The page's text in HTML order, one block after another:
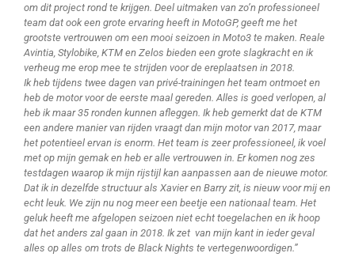
om dit project rond te krijgen. Deel uitmaken van zo’n professioneel
team dat ook een grote ervaring heeft in MotoGP, geeft me het
grootste vertrouwen om een mooi seizoen in Moto3 te maken. Reale
Avintia, Stylobike, KTM en Zelos bieden een grote slagkracht en ik
verheug me erop mee te strijden voor de ereplaatsen in 2018.
Ik heb tijdens twee dagen van privé-trainingen het team ontmoet en
heb de motor voor de eerste maal gereden. Alles is goed verlopen, al
heb ik maar 35 ronden kunnen afleggen. Ik heb gemerkt dat de KTM
een andere manier van rijden vraagt dan mijn motor van 2017, maar
het potentieel ervan is enorm. Het team is zeer professioneel, ik voel
met op mijn gemak en heb er alle vertrouwen in. Er komen nog zes
testdagen waarop ik mijn rijstijl kan aanpassen aan de nieuwe motor.
Dat ik in dezelfde structuur als Xavier en Barry zit, is nieuw voor mij en
echt leuk. We zijn nu nog meer een beetje een nationaal team. Het
geluk heeft me afgelopen seizoen niet echt toegelachen en ik hoop
dat het anders zal gaan in 2018. Ik zet van mijn kant in ieder geval
alles op alles om trots de Black Nights te vertegenwoordigen.”